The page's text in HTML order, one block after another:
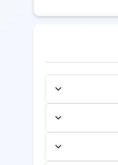
شماره نوبت